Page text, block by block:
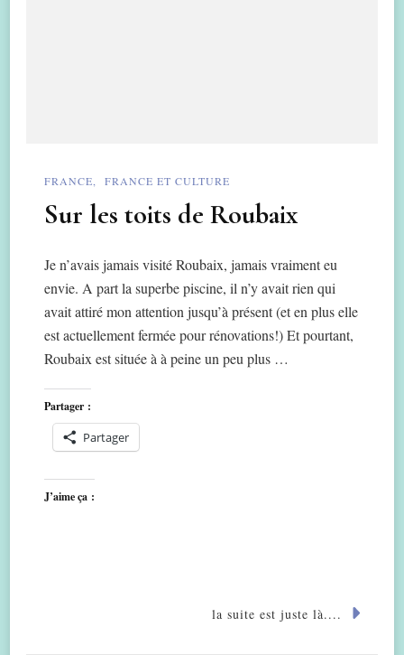
FRANCE FRANCE ET CULTURE
Sur les toits de Roubaix
Je n’avais jamais visité Roubaix, jamais vraiment eu
envie. A part la superbe piscine, il n’y avait rien qui
avait attiré mon attention jusqu’à présent (et en plus elle
est actuellement fermée pour rénovations!) Et pourtant,
Roubaix est située à à peine un peu plus …
Partager :
Partager
J’aime ça :
la suite est juste là....